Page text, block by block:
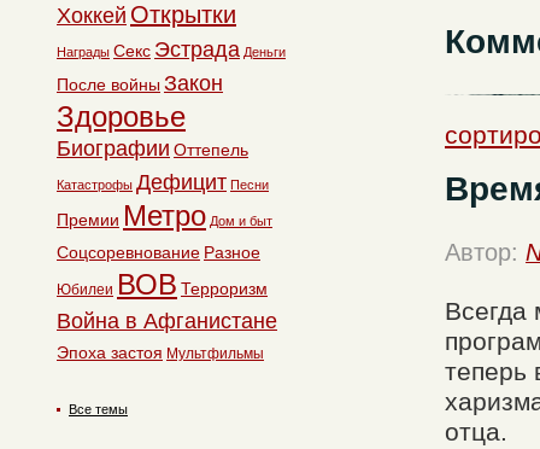
Автор:
Всегда
теперь
отца.
Хоккей Открытки
Награды Секс Эстрада Деньги
После войны Закон
Здоровье
Биографии Оттепель
Катастрофы Дефицит Песни
Премии Метро Дом и быт
Соцсоревнование Разное
Юбилеи ВОВ Терроризм
Война в Афганистане
Эпоха застоя Мультфильмы
Все темы